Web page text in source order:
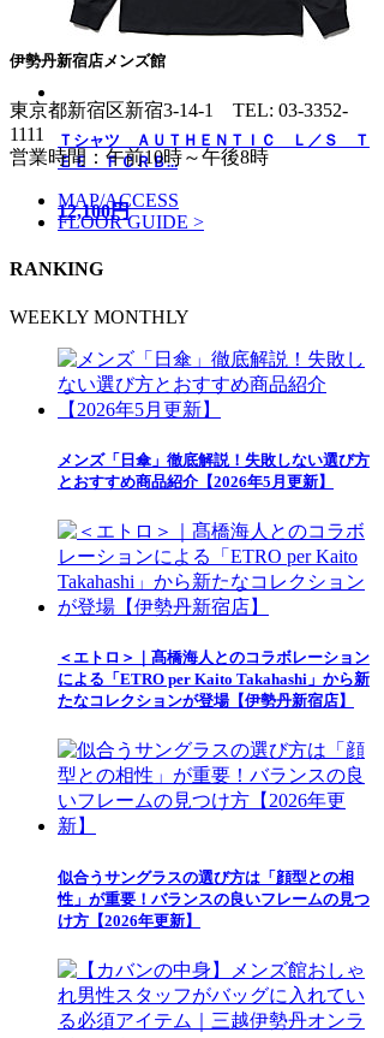
Ｔシャツ ＡＵＴＨＥＮＴＩＣ Ｌ／Ｓ Ｔ
ＥＥ ＦＣＲＢ...
12,100円
伊勢丹新宿店メンズ館
東京都新宿区新宿3-14-1 TEL: 03-3352-
1111
営業時間：午前10時～午後8時
MAP/ACCESS
FLOOR GUIDE >
RANKING
WEEKLY MONTHLY
メンズ「日傘」徹底解説！失敗しない選び方
とおすすめ商品紹介【2026年5月更新】
＜エトロ＞｜髙橋海人とのコラボレーション
による「ETRO per Kaito Takahashi」から新
たなコレクションが登場【伊勢丹新宿店】
似合うサングラスの選び方は「顔型との相
性」が重要！バランスの良いフレームの見つ
け方【2026年更新】